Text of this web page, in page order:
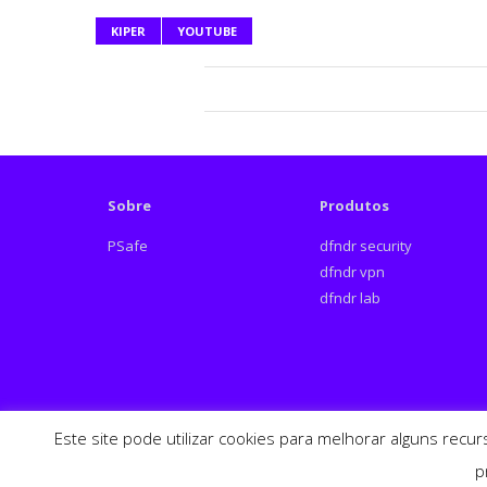
KIPER YOUTUBE
Sobre
PSafe
Produtos
dfndr security
dfndr vpn
dfndr lab
Este site pode utilizar cookies para melhorar alguns